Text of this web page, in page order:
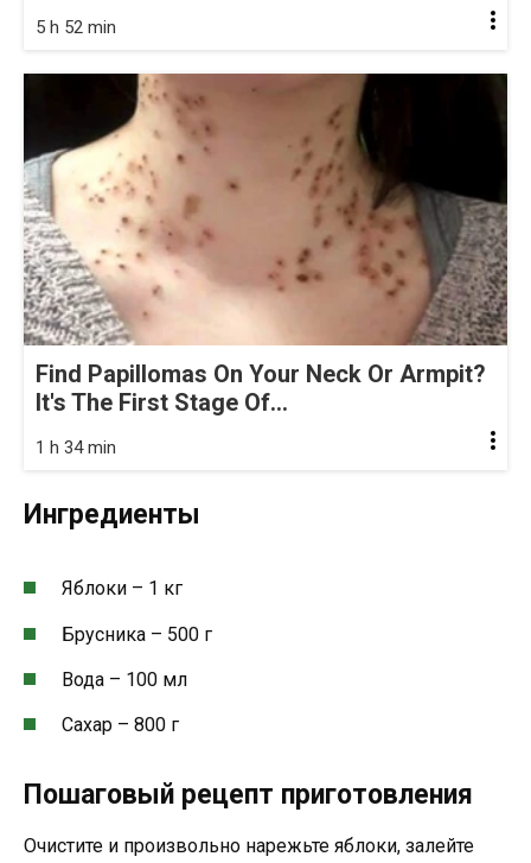
5 h 52 min
Find Papillomas On Your Neck Or Armpit?
It's The First Stage Of...
1 h 34 min
Ингредиенты
Яблоки – 1 кг
Брусника – 500 г
Вода – 100 мл
Сахар – 800 г
Пошаговый рецепт приготовления
Очистите и произвольно нарежьте яблоки, залейте